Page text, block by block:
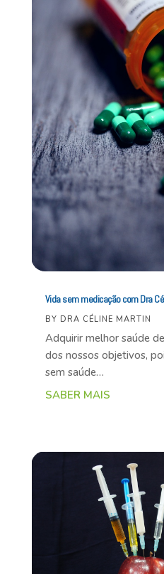
Vida sem medicação com Dra
BY DRA CÉLINE MARTIN
Adquirir melhor saúde
dos nossos objetivos,
sem saúde…
SABER MAIS